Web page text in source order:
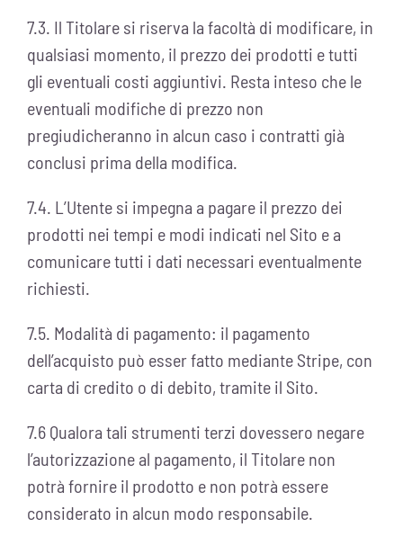
7.3. Il Titolare si riserva la facoltà di modificare, in
qualsiasi momento, il prezzo dei prodotti e tutti
gli eventuali costi aggiuntivi. Resta inteso che le
eventuali modifiche di prezzo non
pregiudicheranno in alcun caso i contratti già
conclusi prima della modifica.
7.4. L’Utente si impegna a pagare il prezzo dei
prodotti nei tempi e modi indicati nel Sito e a
comunicare tutti i dati necessari eventualmente
richiesti.
7.5. Modalità di pagamento: il pagamento
dell’acquisto può esser fatto mediante Stripe, con
carta di credito o di debito, tramite il Sito.
7.6 Qualora tali strumenti terzi dovessero negare
l’autorizzazione al pagamento, il Titolare non
potrà fornire il prodotto e non potrà essere
considerato in alcun modo responsabile.